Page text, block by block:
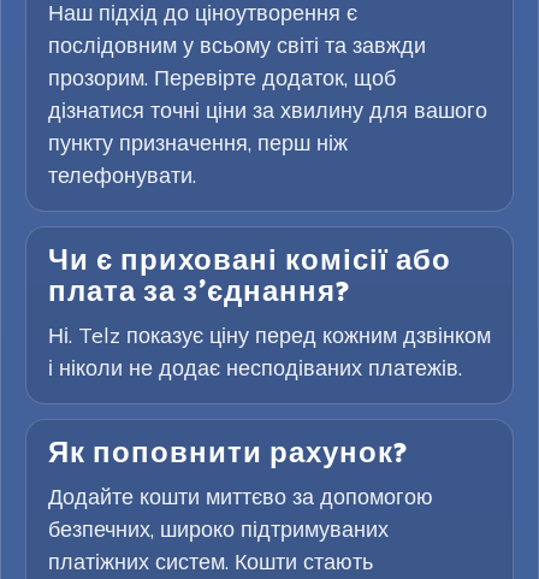
Наш підхід до ціноутворення є
послідовним у всьому світі та завжди
прозорим. Перевірте додаток, щоб
дізнатися точні ціни за хвилину для вашого
пункту призначення, перш ніж
телефонувати.
Чи є приховані комісії або
плата за з’єднання?
Ні. Telz показує ціну перед кожним дзвінком
і ніколи не додає несподіваних платежів.
Як поповнити рахунок?
Додайте кошти миттєво за допомогою
безпечних, широко підтримуваних
платіжних систем. Кошти стають